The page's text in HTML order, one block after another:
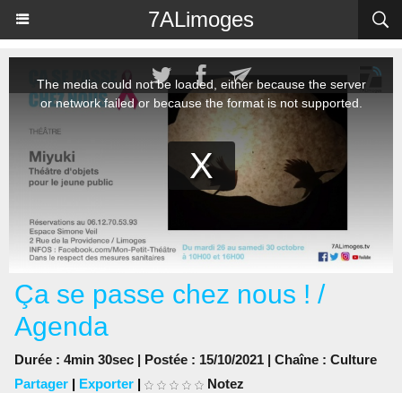
7ALimoges
Ça se passe chez nous ! /
Agenda
Durée : 4min 30sec | Postée : 15/10/2021 | Chaîne : Culture
Partager | Exporter |
Notez